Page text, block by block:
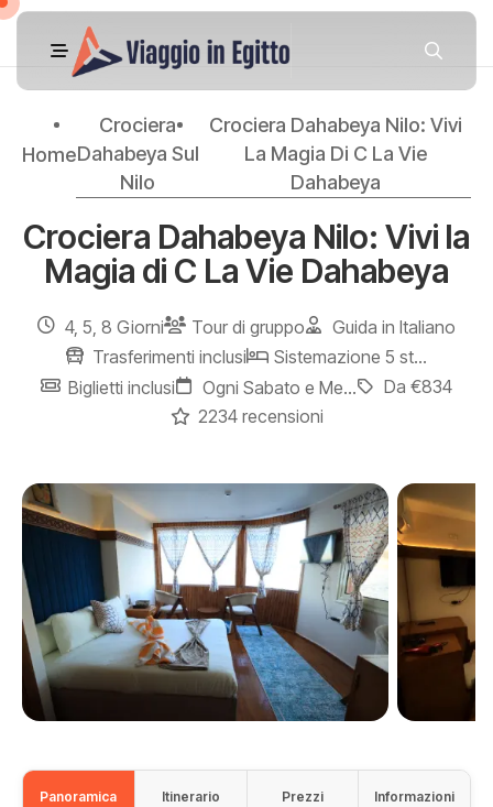
Home
Crociera
Dahabeya Sul
Nilo
Crociera Dahabeya Nilo: Vivi
La Magia Di C La Vie
Dahabeya
Crociera Dahabeya Nilo: Vivi la
Magia di C La Vie Dahabeya
4, 5, 8 Giorni Tour di gruppo
Guida in Italiano
Trasferimenti inclusi
Sistemazione 5 stelle
Biglietti inclusi
Ogni Sabato e Mercoledì
Da €834
2234 recensioni
Panoramica Itinerario Prezzi Informazioni